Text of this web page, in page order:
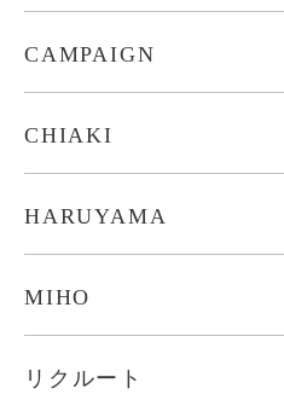
CAMPAIGN
CHIAKI
HARUYAMA
MIHO
リクルート